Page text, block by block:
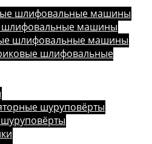
шлифовальные машины
шлифовальные машины
шлифовальные машины
шлифовальные
шуруповёрты